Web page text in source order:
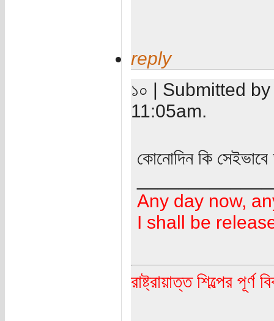
reply
১০ | Submitted
11:05am.
কোনোদিন কি
Any day now,
I shall be
রাষ্ট্রায়াত্ত শিল্পের পূর্ণ